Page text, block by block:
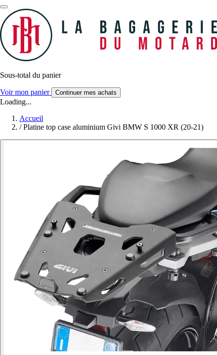
Sous-total du panier
Voir mon panier Continuer mes achats
Loading...
Accueil
/ Platine top case aluminium Givi BMW S 1000 XR (20-21)